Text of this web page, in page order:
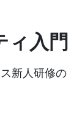
ィ入門
新人研修の